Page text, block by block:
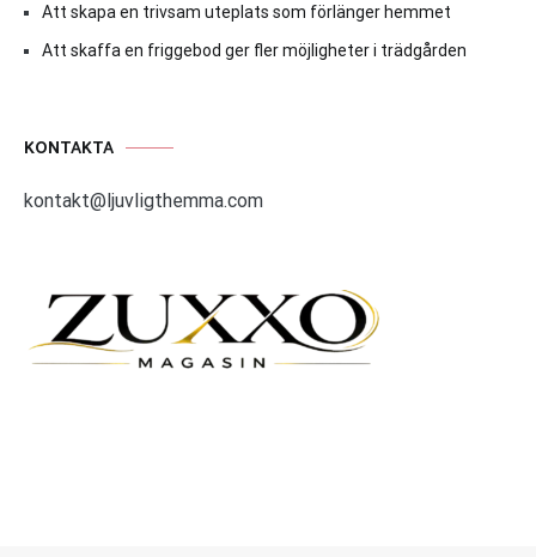
Att skapa en trivsam uteplats som förlänger hemmet
Att skaffa en friggebod ger fler möjligheter i trädgården
KONTAKTA
kontakt@ljuvligthemma.com